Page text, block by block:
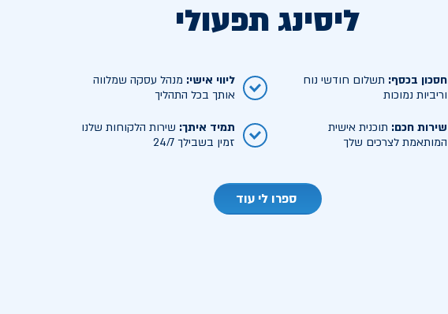
ליסינג תפעולי
חסכון בכסף: תשלום חודשי נוח
וריביות נמוכות
ליווי אישי: מנהל עסקה שמלווה
אותך בכל התהליך
שירות חכם: תוכנית אישית
המותאמת לצרכים שלך
תמיד איתך: שירות הלקוחות שלנו
זמין בשבילך 24/7
ספרו לי עוד